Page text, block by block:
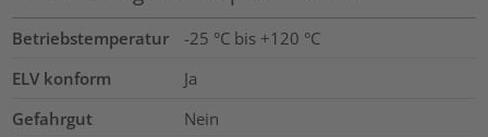
Betriebstemperatur
-25 °C bis +120 °C
ELV konform
Ja
Gefahrgut
Nein